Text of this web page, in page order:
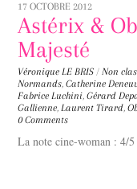
17 OCTOBRE 2012
Astérix &
Majesté
Véronique LE BRIS / Non
Normands,Catherine
Fabrice Luchini,Gérard
Gallienne,Laurent Tirard,
0 Comments
La note cine-woman : 4/5